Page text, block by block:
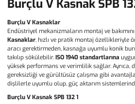
Burçlu V Kasnak SPB
Burçlu V Kasnaklar
Endüstriyel mekanizmaların montaj ve
Kasnaklar, hızlı ve pratik montaj özellikleriyle
aracı gerektirmeden, kasnağa uyumlu konik
takılıp sökülebilir.ISO 1940 standartlarına
yüksek performans ve verimlilik sağlar. Ayrıca,
gereksizliği ve gürültüsüz çalışma gibi
dişlilerle uyumlu olup, güç aktarım
Burçlu V Kasnak SPB 132 1